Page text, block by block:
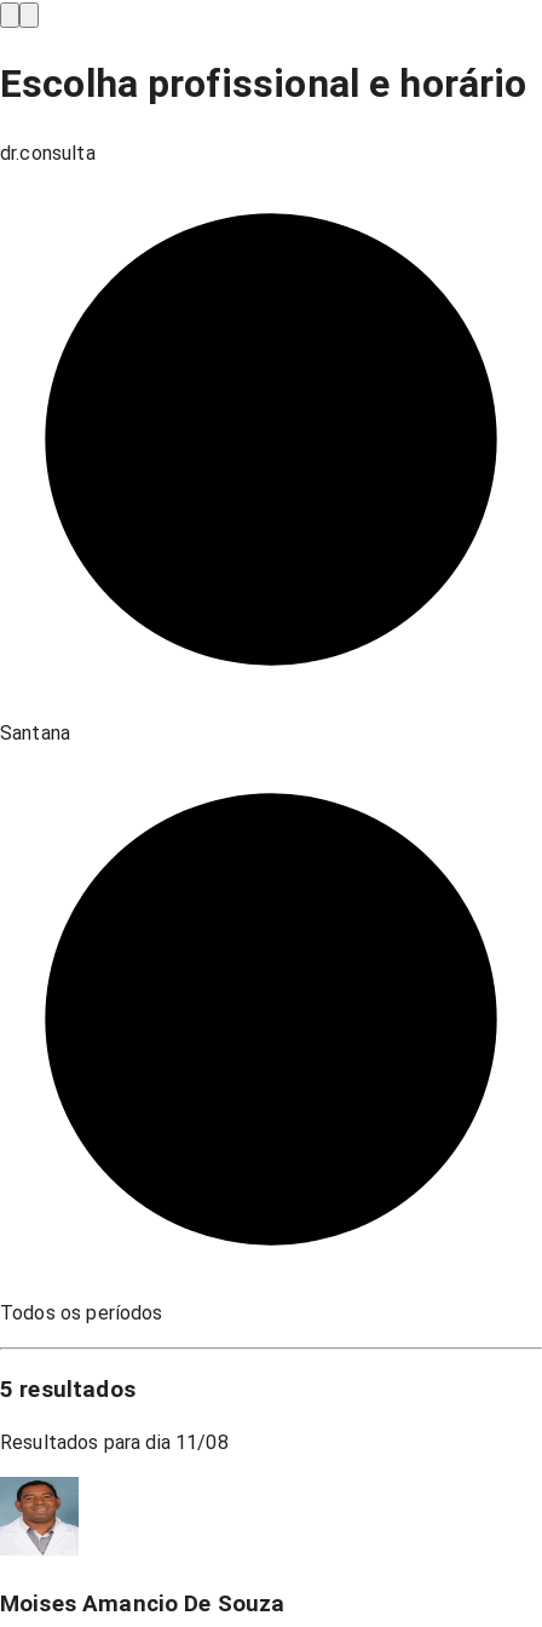
Escolha profissional e horário
dr.consulta
Santana
Todos os períodos
5 resultados
Resultados para dia 11/08
Moises Amancio De Souza